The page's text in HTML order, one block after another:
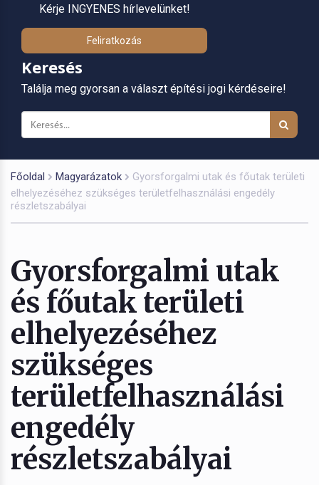
Kérje INGYENES hírlevelünket!
Feliratkozás
Keresés
Találja meg gyorsan a választ építési jogi kérdéseire!
Főoldal Magyarázatok
Gyorsforgalmi utak és főutak területi
elhelyezéséhez szükséges területfelhasználási engedély
részletszabályai
Gyorsforgalmi utak
és főutak területi
elhelyezéséhez
szükséges
területfelhasználási
engedély
részletszabályai